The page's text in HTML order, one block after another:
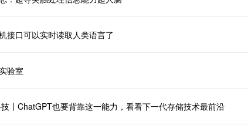
接口可以实时读取人类语言了
验室
技丨ChatGPT也要背靠这一能力，看看下一代存储技术最前沿